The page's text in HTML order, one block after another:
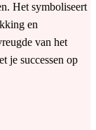
Het symboliseert
en
van het
je successen op